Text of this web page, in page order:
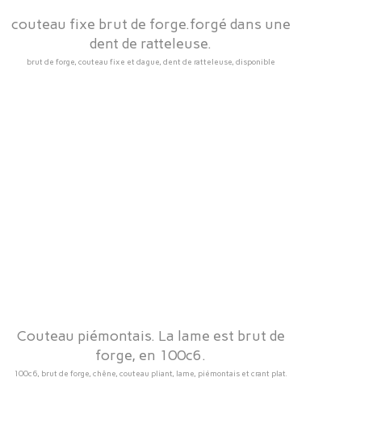
couteau fixe brut de forge.forgé dans une
dent de ratteleuse.
brut de forge, couteau fixe et dague, dent de ratteleuse, disponible
Couteau piémontais. La lame est brut de
forge, en 100c6.
100c6, brut de forge, chêne, couteau pliant, lame, piémontais et crant plat.